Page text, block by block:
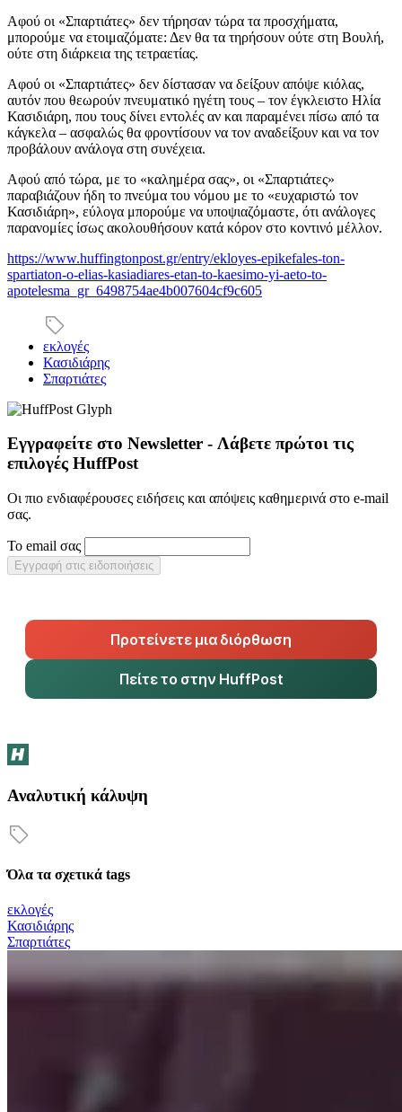
Αφού οι «Σπαρτιάτες» δεν τήρησαν τώρα τα προσχήματα,
μπορούμε να ετοιμαζόματε: Δεν θα τα τηρήσουν ούτε στη Βουλή,
ούτε στη διάρκεια της τετραετίας.
Αφού οι «Σπαρτιάτες» δεν δίστασαν να δείξουν απόψε κιόλας,
αυτόν που θεωρούν πνευματικό ηγέτη τους – τον έγκλειστο Ηλία
Κασιδιάρη, που τους δίνει εντολές αν και παραμένει πίσω από τα
κάγκελα – ασφαλώς θα φροντίσουν να τον αναδείξουν και να τον
προβάλουν ανάλογα στη συνέχεια.
Αφού από τώρα, με το «καλημέρα σας», οι «Σπαρτιάτες»
παραβιάζουν ήδη το πνεύμα του νόμου με το «ευχαριστώ τον
Κασιδιάρη», εύλογα μπορούμε να υποψιαζόμαστε, ότι ανάλογες
παρανομίες ίσως ακολουθήσουν κατά κόρον στο κοντινό μέλλον.
https://www.huffingtonpost.gr/entry/ekloyes-epikefales-ton-
spartiaton-o-elias-kasiadiares-etan-to-kaesimo-yi-aeto-to-
apotelesma_gr_6498754ae4b007604cf9c605
εκλογές
Κασιδιάρης
Σπαρτιάτες
Εγγραφείτε στο Newsletter - Λάβετε πρώτοι τις
επιλογές HuffPost
Οι πιο ενδιαφέρουσες ειδήσεις και απόψεις καθημερινά στο e-mail
σας.
Το email σας
Εγγραφή στις ειδοποιήσεις
Προτείνετε μια διόρθωση
Πείτε το στην HuffPost
Αναλυτική κάλυψη
Όλα τα σχετικά tags
εκλογές
Κασιδιάρης
Σπαρτιάτες